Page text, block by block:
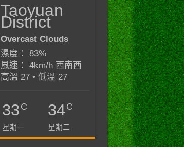
Taoyuan
District
Overcast Clouds
濕度： 83%
風速： 4km/h 西南西
高溫 27 • 低溫 27
33C
星期一
34C
星期二